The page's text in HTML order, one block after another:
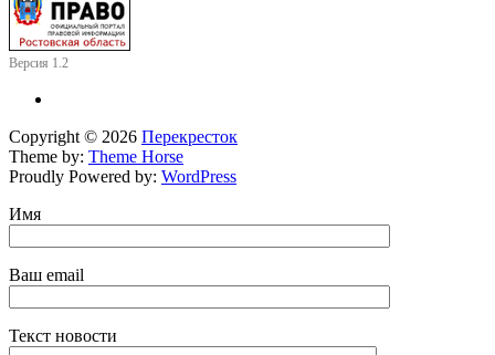
Версия 1.2
Copyright © 2026 Перекресток
Theme by: Theme Horse
Proudly Powered by: WordPress
Имя
Ваш email
Текст новости